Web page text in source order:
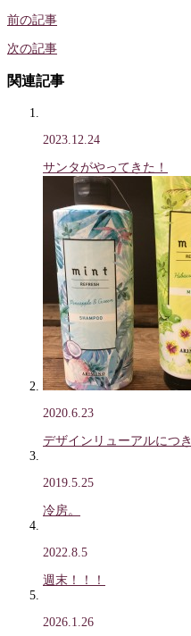
前の記事
次の記事
関連記事
2023.12.24
サンタがやってきた！
2020.6.23
デザインリューアルにつき
2019.5.25
冷房。
2022.8.5
週末！！！
2026.1.26